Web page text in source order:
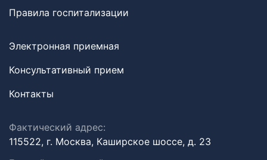
Правила госпитализации
Электронная приемная
Консультативный прием
Контакты
Фактический адрес:
115522, г. Москва, Каширское шоссе, д. 23